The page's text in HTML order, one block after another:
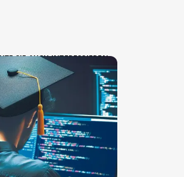
SIE AUCH INTERESSIEREN: